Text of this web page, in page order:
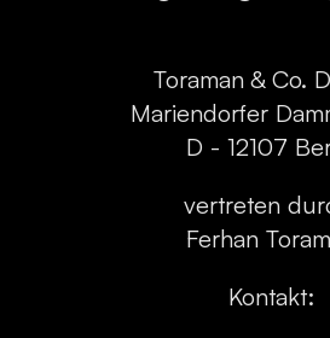
Toraman & Co.
Mariendorfer
D - 12107
vertreten
Ferhan
Kontakt: